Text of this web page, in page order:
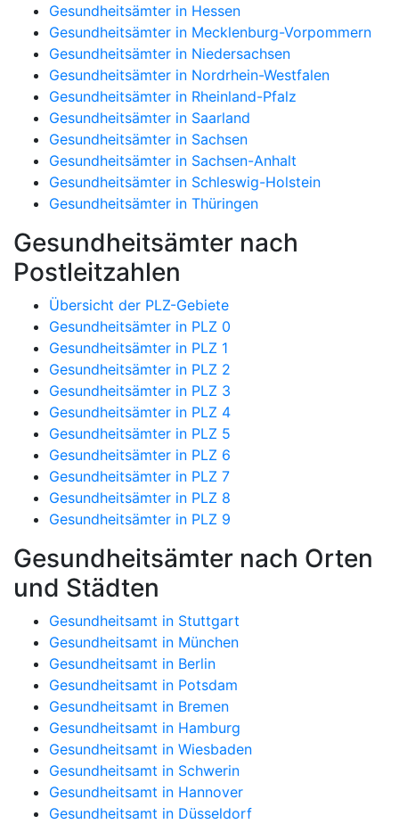
Gesundheitsämter in Hessen
Gesundheitsämter in Mecklenburg-Vorpommern
Gesundheitsämter in Niedersachsen
Gesundheitsämter in Nordrhein-Westfalen
Gesundheitsämter in Rheinland-Pfalz
Gesundheitsämter in Saarland
Gesundheitsämter in Sachsen
Gesundheitsämter in Sachsen-Anhalt
Gesundheitsämter in Schleswig-Holstein
Gesundheitsämter in Thüringen
Gesundheitsämter nach
Postleitzahlen
Übersicht der PLZ-Gebiete
Gesundheitsämter in PLZ 0
Gesundheitsämter in PLZ 1
Gesundheitsämter in PLZ 2
Gesundheitsämter in PLZ 3
Gesundheitsämter in PLZ 4
Gesundheitsämter in PLZ 5
Gesundheitsämter in PLZ 6
Gesundheitsämter in PLZ 7
Gesundheitsämter in PLZ 8
Gesundheitsämter in PLZ 9
Gesundheitsämter nach Orten
und Städten
Gesundheitsamt in Stuttgart
Gesundheitsamt in München
Gesundheitsamt in Berlin
Gesundheitsamt in Potsdam
Gesundheitsamt in Bremen
Gesundheitsamt in Hamburg
Gesundheitsamt in Wiesbaden
Gesundheitsamt in Schwerin
Gesundheitsamt in Hannover
Gesundheitsamt in Düsseldorf